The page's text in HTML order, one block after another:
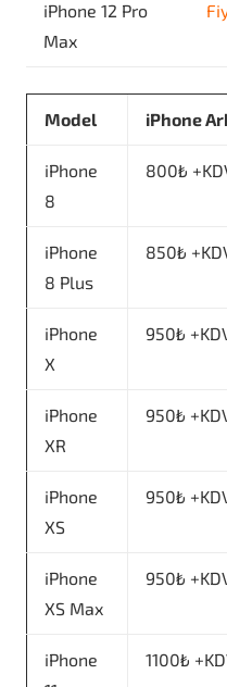
iPhone 12 Pro
Max
Model iPhone
iPhone
8
800₺
iPhone
8 Plus
850₺
iPhone
X
950₺
iPhone
XR
950₺
iPhone
XS
950₺
iPhone
XS Max
950₺
iPhone
1100₺